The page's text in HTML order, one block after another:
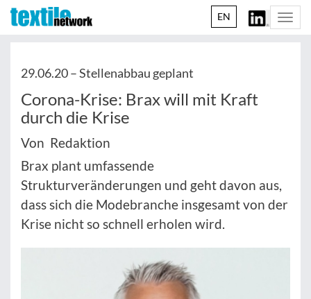
EN
29.06.20 –Stellenabbau geplant
Corona-Krise: Brax will mit Kraft
durch die Krise
Von Redaktion
Brax plant umfassende
Strukturveränderungen und geht davon aus,
dass sich die Modebranche insgesamt von der
Krise nicht so schnell erholen wird.